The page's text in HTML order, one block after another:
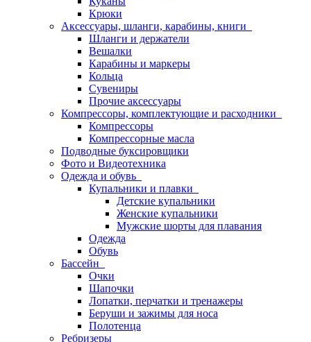
Крюки
Аксессуары, шланги, карабины, книги
Шланги и держатели
Вешалки
Карабины и маркеры
Кольца
Сувениры
Прочие аксессуары
Компрессоры, комплектующие и расходники
Компрессоры
Компрессорные масла
Подводные буксировщики
Фото и Видеотехника
Одежда и обувь
Купальники и плавки
Детские купальники
Женские купальники
Мужские шорты для плавания
Одежда
Обувь
Бассейн
Очки
Шапочки
Лопатки, перчатки и тренажеры
Беруши и зажимы для носа
Полотенца
Ребризеры